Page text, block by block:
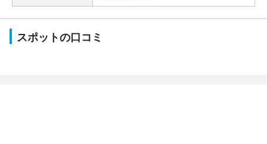
スポットの口コミ